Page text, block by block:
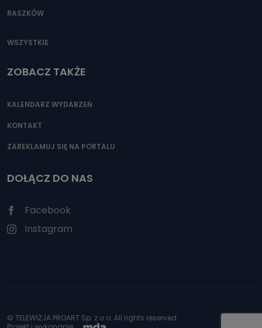
RASZKÓW
WSZYSTKIE
ZOBACZ TAKŻE
KALENDARZ WYDARZEŃ
KONTAKT
ZAREKLAMUJ SIĘ NA PORTALU
DOŁĄCZ DO NAS
Facebook
Instagram
© TELEWIZJA PROART Sp. z o.o. All rights reserved.